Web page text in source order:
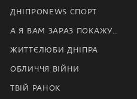
ДНІПРОNEWS СПОРТ
А Я ВАМ ЗАРАЗ ПОКАЖУ…
ЖИТТЄЛЮБИ ДНІПРА
ОБЛИЧЧЯ ВІЙНИ
ТВІЙ РАНОК